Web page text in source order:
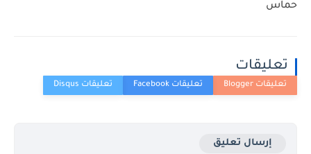
حماس
تعليقات
إرسال تعليق